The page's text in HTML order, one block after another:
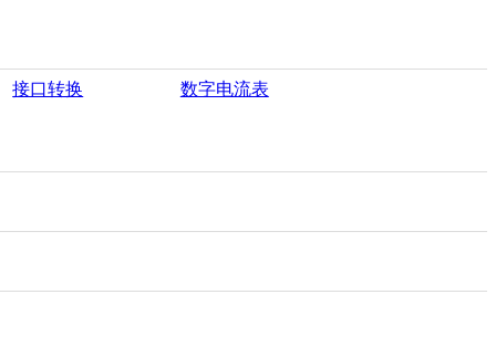
接口转换 数字电流表